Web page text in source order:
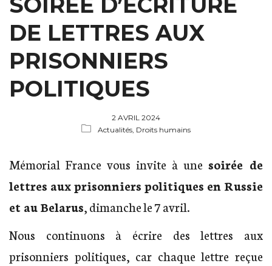
DE LETTRES AUX
PRISONNIERS
POLITIQUES
2 AVRIL 2024
Actualités, Droits humains
Mémorial France vous invite à une soirée de
lettres aux prisonniers politiques en Russie
et au Belarus, dimanche le 7 avril.
Nous continuons à écrire des lettres aux
prisonniers politiques, car chaque lettre reçue